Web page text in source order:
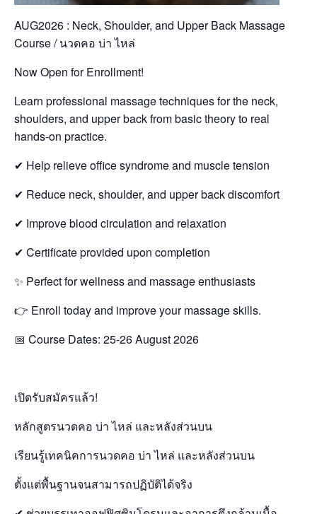
AUG2026 : Neck, Shoulder, and Upper Back Massage
Course / นวดคอ บ่า ไหล่
Now Open for Enrollment!
Learn professional massage techniques for the neck,
shoulders, and upper back from basic theory to real
hands-on practice.
✔ Help relieve office syndrome and muscle tension
✔ Reduce neck, shoulder, and upper back discomfort
✔ Improve blood circulation and relaxation
✔ Certificate provided upon completion
✨ Perfect for wellness and massage enthusiasts
👉 Enroll today and improve your massage skills.
📅 Course Dates: 25-26 August 2026
เปิดรับสมัครแล้ว!
หลักสูตรนวดคอ บ่า ไหล่ และหลังส่วนบน
เรียนรู้เทคนิคการนวดคอ บ่า ไหล่ และหลังส่วนบน
ตั้งแต่พื้นฐานจนสามารถปฏิบัติได้จริง